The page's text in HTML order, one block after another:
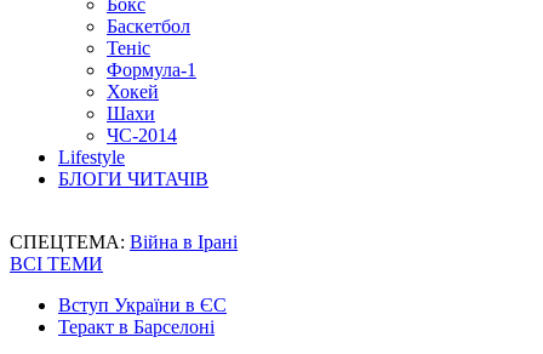
Бокс
Баскетбол
Теніс
Формула-1
Хокей
Шахи
ЧС-2014
Lifestyle
БЛОГИ ЧИТАЧІВ
СПЕЦТЕМА: Війна в Ірані
ВСІ ТЕМИ
Вступ України в ЄС
Теракт в Барселоні